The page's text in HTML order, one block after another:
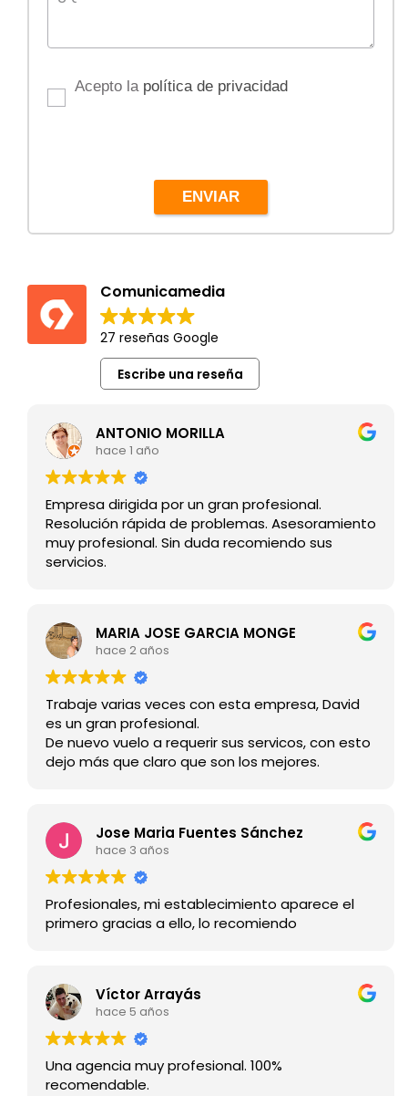
Acepto la política de privacidad
ENVIAR
Comunicamedia
27 reseñas Google
Escribe una reseña
ANTONIO MORILLA
hace 1 año
Empresa dirigida por un gran profesional.
Resolución rápida de problemas. Asesoramiento
muy profesional. Sin duda recomiendo sus
servicios.
MARIA JOSE GARCIA MONGE
hace 2 años
Trabaje varias veces con esta empresa, David
es un gran profesional.
De nuevo vuelo a requerir sus servicos, con esto
dejo más que claro que son los mejores.
Jose Maria Fuentes Sánchez
hace 3 años
Profesionales, mi establecimiento aparece el
primero gracias a ello, lo recomiendo
Víctor Arrayás
hace 5 años
Una agencia muy profesional. 100%
recomendable.